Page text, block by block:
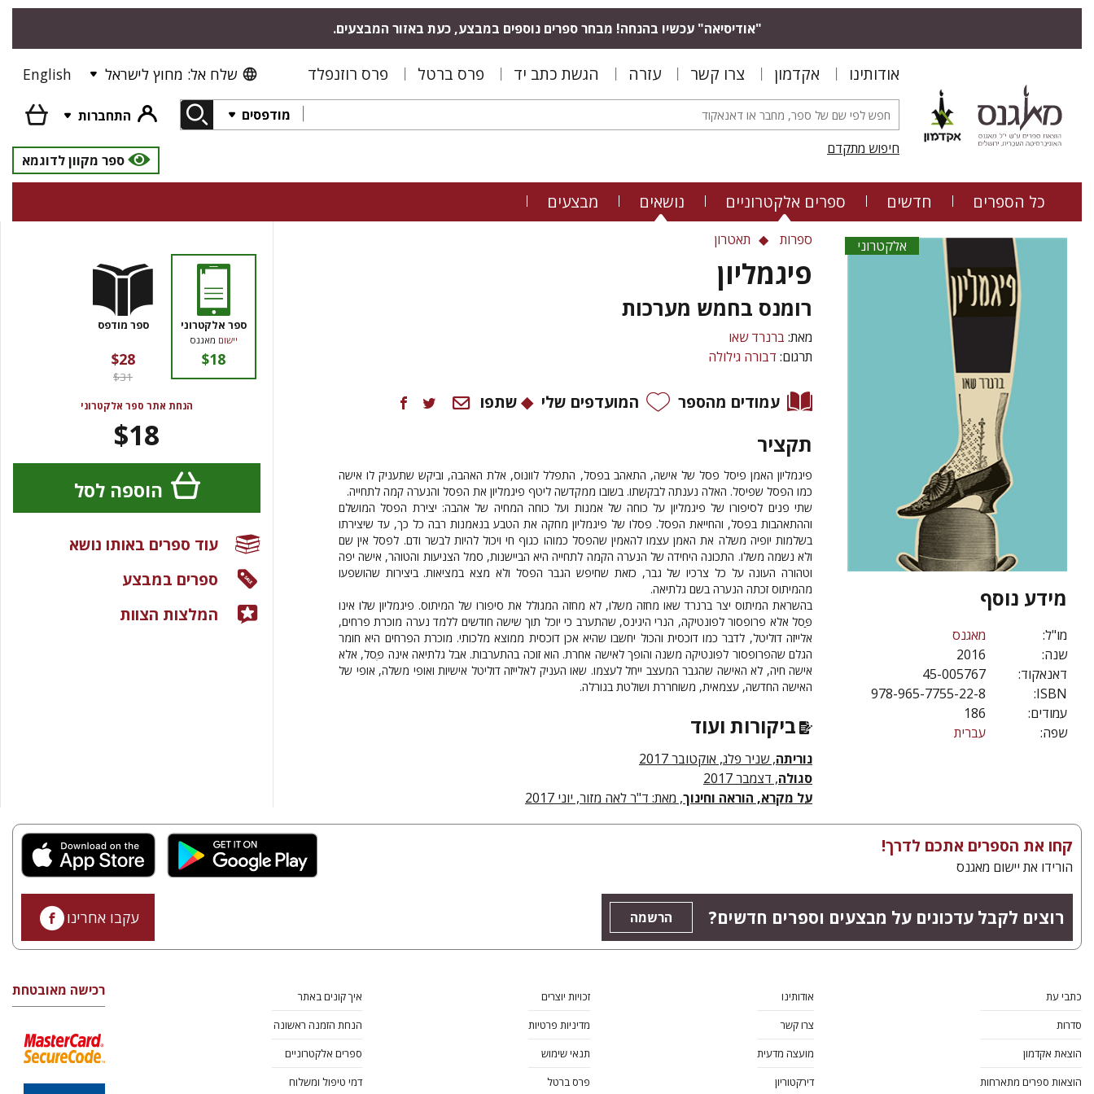
"אודיסיאה" עכשיו בהנחה! מבחר ספרים נוספים במבצע, כעת באזור המבצעים.
אודותינו אקדמון צרו קשר עזרה הגשת כתב יד פרס ברטל פרס רוזנפלד שלח אל: מחוץ לישראל English
מודפסים
התחברות
חיפוש מתקדם
ספר מקוון לדוגמא
כל הספרים חדשים ספרים אלקטרוניים נושאים מבצעים
אלקטרוני
מידע נוסף
מו"ל:
מאגנס
שנה:
2016
דאנאקוד:
45-005767
ISBN:
978-965-7755-22-8
עמודים:
186
שפה:
עברית
ספרות תאטרון
פיגמליון
רומנס בחמש מערכות
מאת: ברנרד שאו
תרגום: דבורה גילולה
עמודים מהספר המועדפים שלי שתפו
תקציר
פיגמליון האמן פיסל פסל של אישה, התאהב בפסל, התפלל לוונוס, אלת האהבה, וביקש שתעניק לו אישה
כמו הפסל שפיסל. האלה נענתה לבקשתו. בשובו ממקדשה ליטף פיגמליון את הפסל והנערה קמה לתחייה.
שתי פנים לסיפורו של פיגמליון על כוחה של אמנות ועל כוחה המחיה של אהבה: יצירת הפסל המושלם
וההתאהבות בפסל, והחייאת הפסל. פסלו של פיגמליון מחקה את הטבע בנאמנות רבה כל כך, עד שיצירתו
בשלמות יופיה משלה את האמן עצמו להאמין שהפסל כמוהו כגוף חי ויכול להיות לבשר ודם. לפסל אין שם
ולא נשמה משלו. התכונה היחידה של הנערה הקמה לתחייה היא הביישנות, סמל הצניעות והטוהר, אישה יפה
וטהורה העונה על כל צרכיו של גבר, כזאת שחיפש הגבר הפסל ולא מצא במציאות. ביצירות שהושפעו
מהמיתוס זכתה הנערה בשם גלתיאה.
בהשראת המיתוס יצר ברנרד שאו מחזה משלו, לא מחזה המגולל את סיפורו של המיתוס. פיגמליון שלו אינו
פַּסל אלא פרופסור לפונטיקה, הנרי היגינס, שהתערב כי יוכל תוך שישה חודשים ללמד נערה מוכרת פרחים,
אלייזה דוליטל, לדבר כמו דוכסית והכול יחשבו שהיא אכן דוכסית ממוצא מלכותי. מוכרת הפרחים היא חומר
הגלם שהפרופסור לפונטיקה משנה והופך לאישה אחרת. הוא זוכה בהתערבות. אבל גלתיאה אינה פֶּסל, אלא
אישה חיה, לא האישה שהגבר המעצב ייחל לעצמו. שאו העניק לאלייזה דוליטל אישיות ואופי משלה, אופי של
האישה החדשה, עצמאית, משוחררת ושולטת בגורלה.
ביקורות ועוד
נוריתה, שניר פלג, אוקטובר 2017
סגולה, דצמבר 2017
על מקרא, הוראה וחינוך, מאת: ד"ר לאה מזור, יוני 2017
ספר אלקטרוני
יישום מאגנס
$18
ספר מודפס
$28
$31
הנחת אתר ספר אלקטרוני
$18
הוספה לסל
עוד ספרים באותו נושא
ספרים במבצע
המלצות הצוות
קחו את הספרים אתכם לדרך!
הורידו את יישום מאגנס
רוצים לקבל עדכונים על מבצעים וספרים חדשים? הרשמה עקבו אחרינו
כתבי עת
סדרות
הוצאת אקדמון
הוצאות ספרים מתארחות
אודותינו
צרו קשר
מועצה מדעית
דירקטוריון
זכויות יוצרים
מדיניות פרטיות
תנאי שימוש
פרס ברטל
איך קונים באתר
הנחת הזמנה ראשונה
ספרים אלקטרוניים
דמי טיפול ומשלוח
רכישה מאובטחת